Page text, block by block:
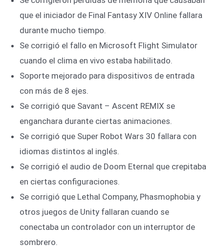
que el iniciador de Final Fantasy XIV Online fallara
durante mucho tiempo.
Se corrigió el fallo en Microsoft Flight Simulator
cuando el clima en vivo estaba habilitado.
Soporte mejorado para dispositivos de entrada
con más de 8 ejes.
Se corrigió que Savant – Ascent REMIX se
enganchara durante ciertas animaciones.
Se corrigió que Super Robot Wars 30 fallara con
idiomas distintos al inglés.
Se corrigió el audio de Doom Eternal que crepitaba
en ciertas configuraciones.
Se corrigió que Lethal Company, Phasmophobia y
otros juegos de Unity fallaran cuando se
conectaba un controlador con un interruptor de
sombrero.